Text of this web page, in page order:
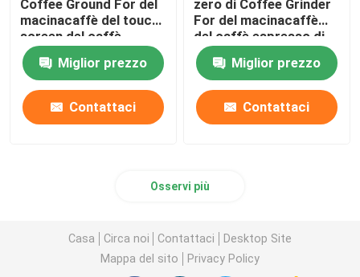
Coffee Ground For del
macinacaffè del touch
screen del caffè
espresso del livello di
entrataMiglior prezzo
Contattaci
zero di Coffee Grinder
For del macinacaffè
del caffè espresso di
conservazione
Miglior prezzo
Contattaci
Osservi più
Casa Circa noi Contattaci
Desktop Site
Mappa del sito
Privacy Policy